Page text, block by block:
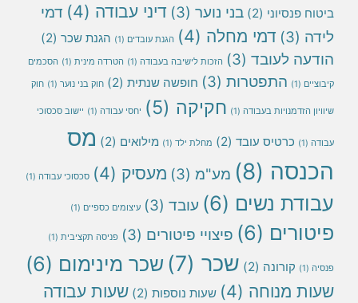
בני נוער(3) דיני עבודה (4) דמי
דמי מחלה(4) הגנת עובדים (1) הגנת שכר(2)
(3) הזכות לישיבה בעבודה(1) הטרדה מינית(1) הסכמים
(3) חופשה שנתית(2) חוק בני נוער(1) חוק
בעבודה(1) חקיקה(5) יחסי עבודה יישוב סכסוכי
עובד(2) מחלת ילד (1) מילואים(2)
מס
מע"מ מעסיק(4) סכסוכי עבודה (1)
(6) עובד(3) עיצומים כספיים (1)
פיצויי פיטורים(3) פניסה תקציבית (1)
(2) שכר(7) שכר מינימום(6)
(4) שעות נוספות(2) שעות עבודה